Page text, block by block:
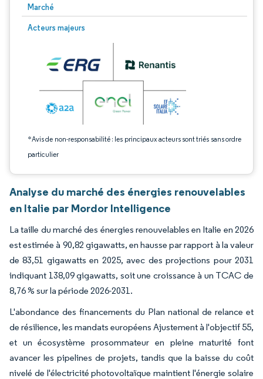
Marché
Acteurs majeurs
*Avis de non-responsabilité : les principaux acteurs sont triés sans ordre
particulier
Image © Mordor Intelligence. La réutilisation nécessite une attribution sous CC
Analyse du marché des énergies renouvelables
en Italie par Mordor Intelligence
La taille du marché des énergies renouvelables en Italie en 2026
est estimée à 90,82 gigawatts, en hausse par rapport à la valeur
de 83,51 gigawatts en 2025, avec des projections pour 2031
indiquant 138,09 gigawatts, soit une croissance à un TCAC de
8,76 % sur la période 2026-2031.
L'abondance des financements du Plan national de relance et
de résilience, les mandats européens Ajustement à l'objectif 55,
et un écosystème prosommateur en pleine maturité font
avancer les pipelines de projets, tandis que la baisse du coût
nivelé de l'électricité photovoltaïque maintient l'énergie solaire